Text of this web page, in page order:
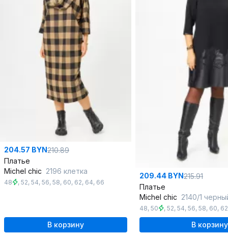
204.57 BYN210.89
Платье
Michel chic 2196 клетка
48 , 52, 54, 56, 58, 60, 62, 64, 66
В корзину
209.44 BYN215.91
Платье
Michel chic 2140/1
48, 50 , 52, 54, 56, 58, 60, 62
В корзину